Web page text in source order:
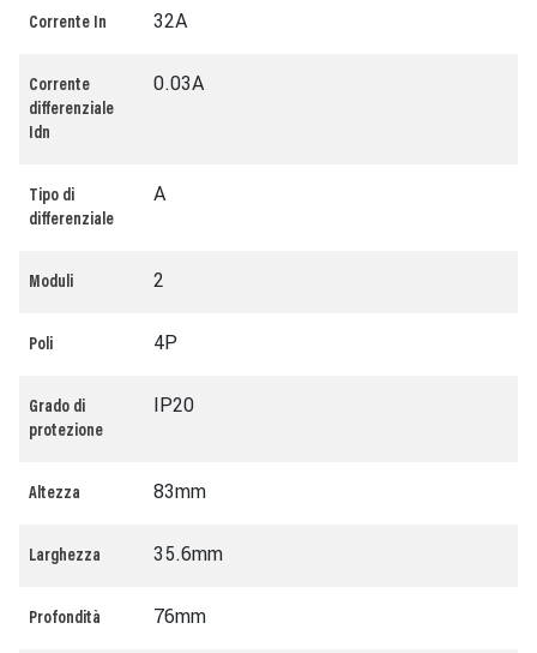
Corrente In 32A
Corrente
differenziale
Idn
0.03A
Tipo di
differenziale
A
Moduli 2
Poli 4P
Grado di
protezione
IP20
Altezza 83mm
Larghezza 35.6mm
Profondità 76mm